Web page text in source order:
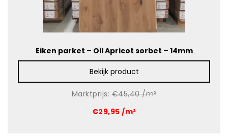
Eiken parket – Oil Apricot sorbet – 14mm
Bekijk product
Marktprijs:€45,40 /m²
€29,95 /m²